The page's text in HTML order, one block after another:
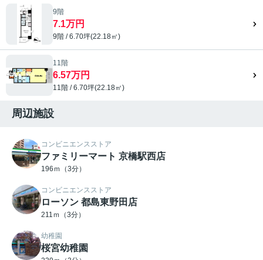
9階
7.1万円
9階 / 6.70坪(22.18㎡)
11階
6.57万円
11階 / 6.70坪(22.18㎡)
周辺施設
コンビニエンスストア
ファミリーマート 京橋駅西店
196ｍ（3分）
コンビニエンスストア
ローソン 都島東野田店
211ｍ（3分）
幼稚園
桜宮幼稚園